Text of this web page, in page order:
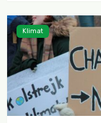
Klimat